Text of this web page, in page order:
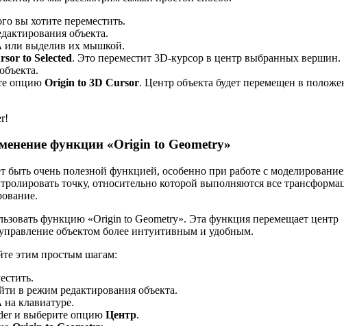
вы хотите переместить.
объекта.
или выделив их мышкой.
to Selected. Это переместит 3D-курсор в центр выбранных вершин.
опцию Origin to 3D Cursor. Центр объекта будет перемещен в
функции «Origin to Geometry»
очень полезной функцией, особенно при работе с
точку, относительно которой выполняются все
функцию «Origin to Geometry». Эта функция перемещает центр
объектом более интуитивным и удобным.
этим простым шагам:
в режим редактирования объекта.
на клавиатуре.
и выберите опцию Центр.